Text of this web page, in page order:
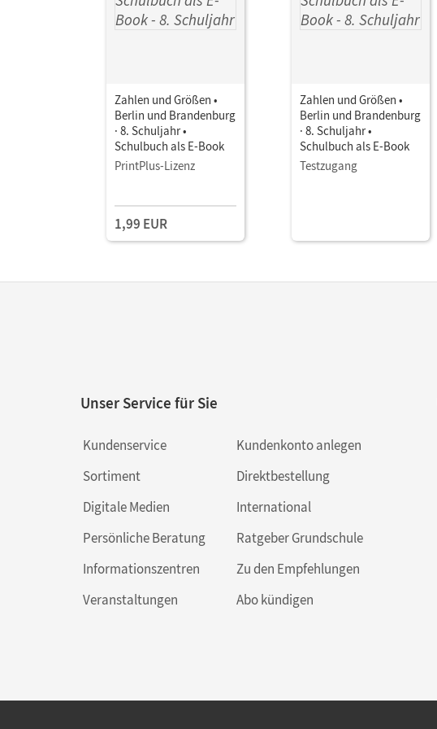
Zahlen und Größen •
Berlin und Brandenburg
· 8. Schuljahr •
Schulbuch als E-Book
PrintPlus-Lizenz
1,99 EUR
Zahlen und Größen •
Berlin und Brandenburg
· 8. Schuljahr •
Schulbuch als E-Book
Testzugang
Unser Service für Sie
Kundenservice
Sortiment
Digitale Medien
Persönliche Beratung
Informationszentren
Veranstaltungen
Kundenkonto anlegen
Direktbestellung
International
Ratgeber Grundschule
Zu den Empfehlungen
Abo kündigen